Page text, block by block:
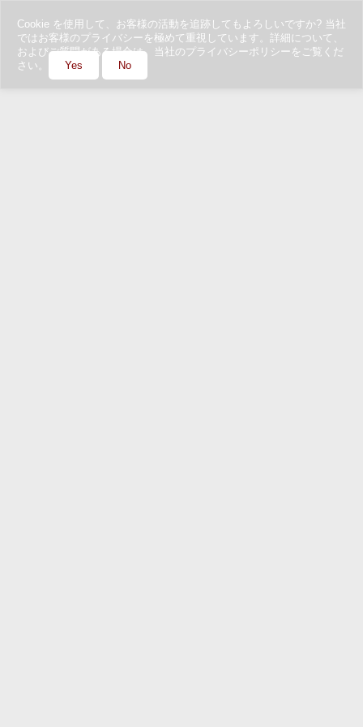
Cookie を使用して、お客様の活動を追跡してもよろしいですか? 当社
ではお客様のプライバシーを極めて重視しています。詳細について、
およびご質問がある場合は、当社のプライバシーポリシーをご覧くだ
さい。
Yes No